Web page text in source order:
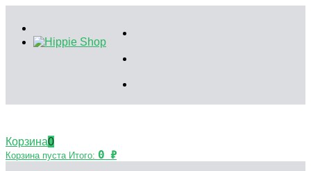
Корзина0
Корзина пуста Итого: 0 ₽